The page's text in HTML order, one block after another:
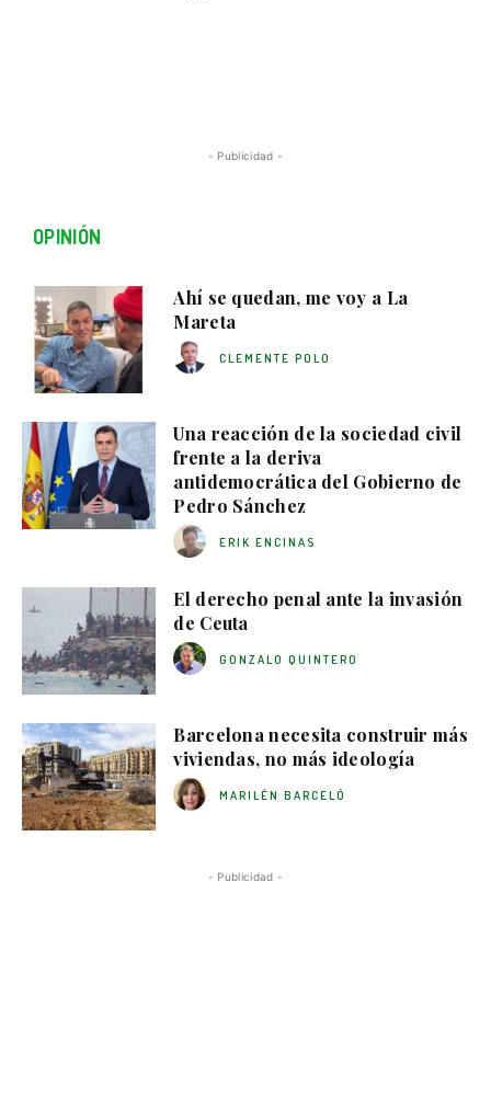
- Publicidad -
OPINIÓN
Ahí se quedan, me voy a La
Mareta
CLEMENTE POLO
Una reacción de la sociedad civil
frente a la deriva
antidemocrática del Gobierno de
Pedro Sánchez
ERIK ENCINAS
El derecho penal ante la invasión
de Ceuta
GONZALO QUINTERO
Barcelona necesita construir más
viviendas, no más ideología
MARILÉN BARCELÓ
- Publicidad -